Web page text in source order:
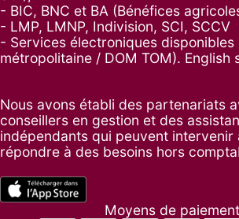
- BIC, BNC et BA (Bénéfices
- LMP, LMNP, Indivision, SCI, SCCV
- Services électroniques
métropolitaine / DOM TOM). English
Nous avons établi des partenariats
conseillers en gestion et des
indépendants qui peuvent intervenir
répondre à des besoins hors
Moyens de